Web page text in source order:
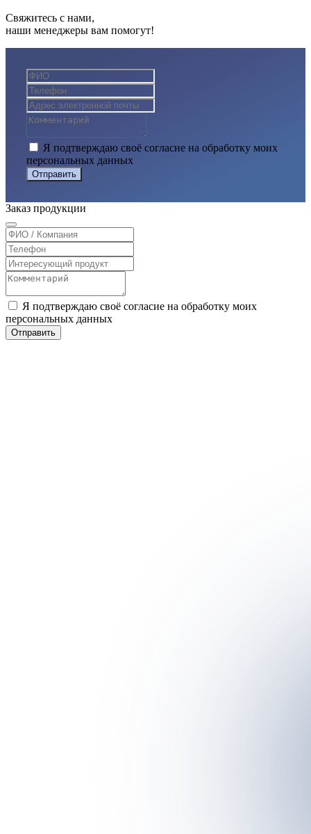
Свяжитесь с нами,
наши менеджеры вам помогут!
Я подтверждаю своё согласие на обработку моих
персональных данных
Отправить
Заказ продукции
Я подтверждаю своё согласие на обработку моих
персональных данных
Отправить